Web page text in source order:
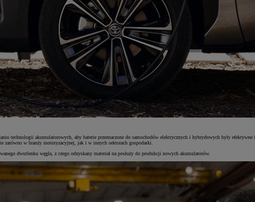
technologii akumulatorowych, aby baterie przeznaczone do samochodów elektrycznych i hybrydowych były
zarówno w branży motoryzacyjnej, jak i w innych sektorach gospodarki.
dwutlenku węgla, z czego odzyskany materiał na posłuży do produkcji nowych akumulatorów.